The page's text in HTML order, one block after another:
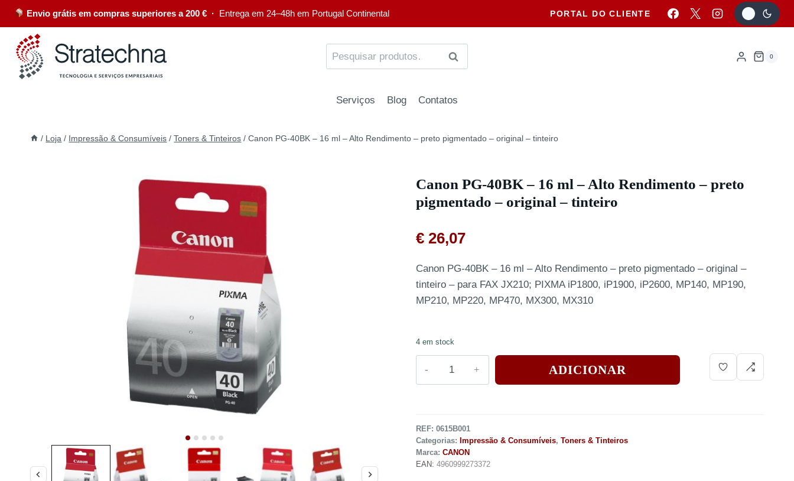
Envio grátis em compras superiores a 200 € · Entrega em 24–48h em Portugal Continental PORTAL DO CLIENTE
PESQUISA 0
Serviços Blog Contatos
/ Loja / Impressão & Consumíveis / Toners & Tinteiros / Canon PG-40BK – 16 ml – Alto Rendimento – preto pigmentado – original – tinteiro
Canon PG-40BK – 16 ml – Alto Rendimento – preto
pigmentado – original – tinteiro
€ 26,07
Canon PG-40BK – 16 ml – Alto Rendimento – preto pigmentado – original –
tinteiro – para FAX JX210; PIXMA iP1800, iP1900, iP2600, MP140, MP190,
MP210, MP220, MP470, MX300, MX310
4 em stock
ADICIONAR
REF: 0615B001
Categorias: Impressão & Consumíveis, Toners & Tinteiros
Marca: CANON
EAN: 4960999273372